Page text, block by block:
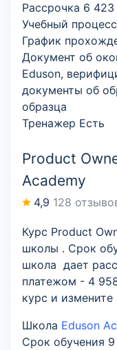
Рассрочка 6
Учебный процесс
График
Документ об
Eduson,
документы об
образца
Тренажер Есть
Product
Academy
4,9 128
Курс Product
школы . Срок
школа дает
платежом - 4
курс и
Школа Eduson
Срок обучения